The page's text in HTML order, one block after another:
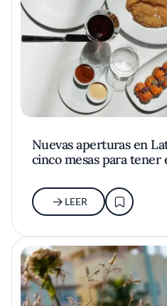
Nuevas aperturas en
cinco mesas para tener
LEER